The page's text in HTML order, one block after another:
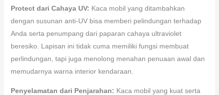
Protect dari Cahaya UV: Kaca mobil yang ditambahkan
dengan susunan anti-UV bisa memberi pelindungan terhadap
Anda serta penumpang dari paparan cahaya ultraviolet
beresiko. Lapisan ini tidak cuma memiliki fungsi membuat
perlindungan, tapi juga menolong menahan penuaan awal dan
memudarnya warna interior kendaraan.
Penyelamatan dari Penjarahan: Kaca mobil yang kuat serta